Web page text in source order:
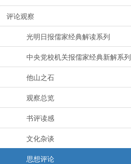
评论观察
光明日报儒家经典解读系列
中央党校机关报儒家经典新解系列
他山之石
观察总览
书评读感
文化杂谈
思想评论